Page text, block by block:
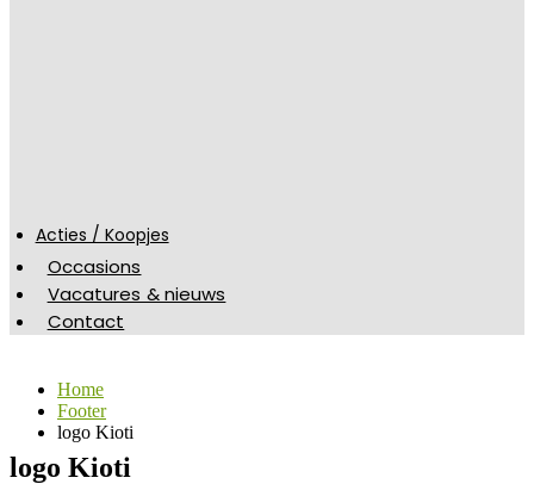
Acties / Koopjes
Occasions
Vacatures & nieuws
Contact
Home
Footer
logo Kioti
logo Kioti